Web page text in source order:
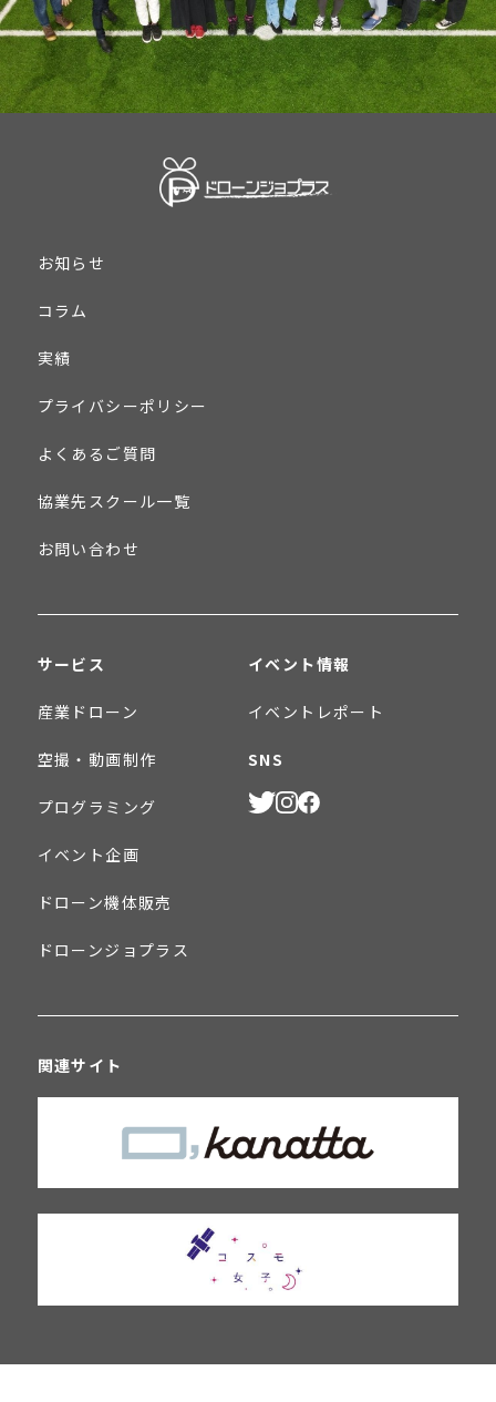
お知らせ
コラム
実績
プライバシーポリシー
よくあるご質問
協業先スクール一覧
お問い合わせ
サービス
産業ドローン
空撮・動画制作
プログラミング
イベント企画
ドローン機体販売
ドローンジョプラス
イベント情報
イベントレポート
SNS
関連サイト